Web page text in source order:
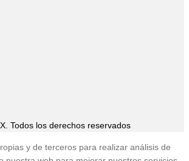
Todos los derechos reservados
y de terceros para realizar análisis de